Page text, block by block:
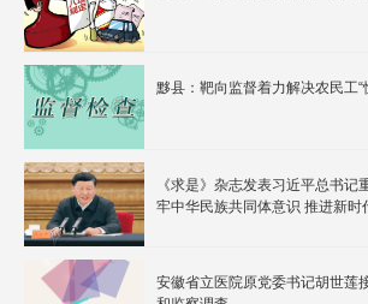
黟县：靶向监督着力解决农民工“
《求是》杂志发表习近平总书记
牢中华民族共同体意识 推进新时
安徽省立医院原党委书记胡世莲